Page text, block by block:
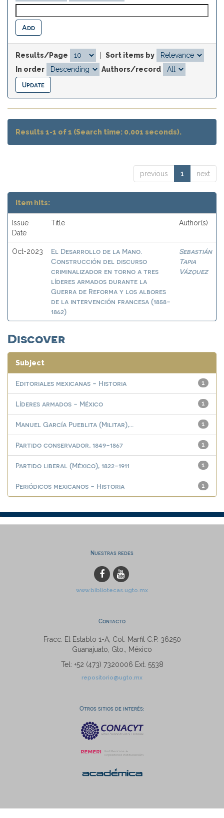
Results/Page
Sort items by
In order
Authors/record
Results 1-1 of 1 (Search time: 0.001 seconds).
previous 1 next
Item hits:
Issue
Date
Title Author(s)
Oct-2023
El Desarrollo de la Mano.
Construcción del discurso
criminalizador en torno a tres
líderes armados durante la
Guerra de Reforma y los albores
de la intervención francesa (1858-
1862)
Sebastián
Tapia
Vázquez
Discover
Subject
1
Editoriales mexicanas - Historia
1
Líderes armados - México
1
Manuel García Pueblita (Militar),...
1
Partido conservador, 1849-1867
1
Partido liberal (México), 1822-1911
1
Periódicos mexicanos - Historia
Nuestras redes
www.bibliotecas.ugto.mx
Contacto
Fracc. El Establo 1-A, Col. Marfil C.P. 36250
Guanajuato, Gto., México
Tel: +52 (473) 7320006 Ext. 5538
repositorio@ugto.mx
Otros sitios de interés: